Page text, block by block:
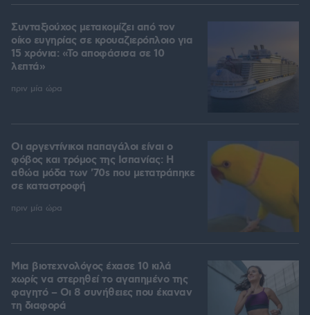
Συνταξιούχος μετακομίζει από τον
οίκο ευγηρίας σε κρουαζιερόπλοιο για
15 χρόνια: «Το αποφάσισα σε 10
λεπτά»
πριν μία ώρα
Οι αργεντίνικοι παπαγάλοι είναι ο
φόβος και τρόμος της Ισπανίας: Η
αθώα μόδα των '70s που μετατράπηκε
σε καταστροφή
πριν μία ώρα
Μια βιοτεχνολόγος έχασε 10 κιλά
χωρίς να στερηθεί το αγαπημένο της
φαγητό – Οι 8 συνήθειες που έκαναν
τη διαφορά